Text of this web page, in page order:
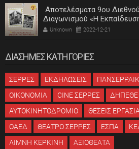
Αποτελέσματα 9ου
Διαγωνισμού «Η
ελληνισμού»
Unknown 2022-12-21
ΔΙΑΣΗΜΕΣ ΚΑΤΗΓΟΡΙΕΣ
ΣΕΡΡΕΣ ΕΚΔΗΛΩΣΕΙΣ
ΟΙΚΟΝΟΜΙΑ
CINE ΣΕΡΡΕΣ ΔΗΠΕΘΕ
ΑΥΤΟΚΙΝΗΤΟΔΡΟΜΙΟ
ΘΕΣΕΙΣ
ΟΑΕΔ
ΘΕΑΤΡΟ ΣΕΡΡΕΣ ΕΣΠΑ
ΛΙΜΝΗ ΚΕΡΚΙΝΗ
ΑΞΙΟΘΕΑΤΑ